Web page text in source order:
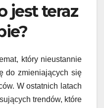
jest teraz
który nieustannie
do zmieniających się
W ostatnich latach
trendów, które